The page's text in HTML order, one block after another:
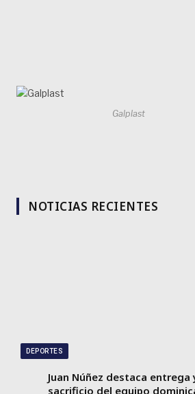
Galplast
NOTICIAS RECIENTES
DEPORTES
Juan Núñez destaca entrega
sacrificio del equipo